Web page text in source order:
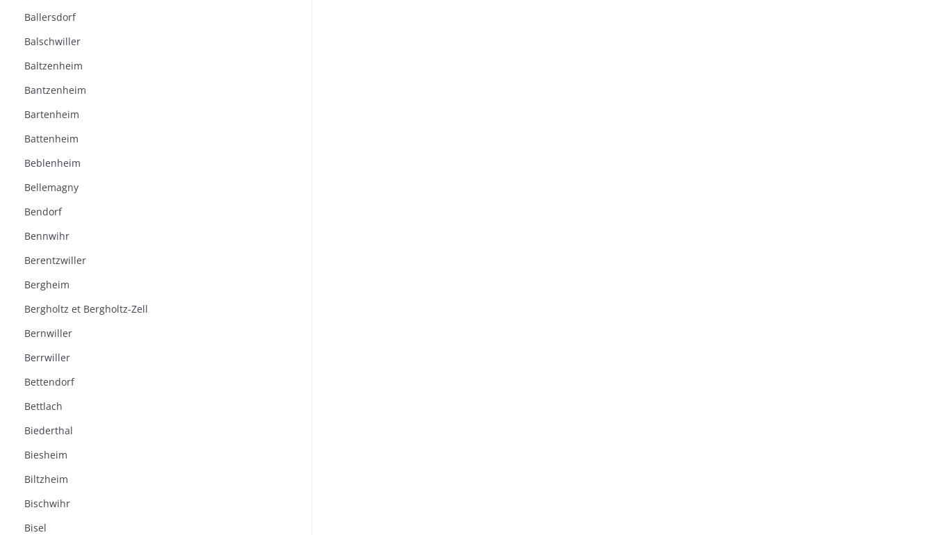
Ballersdorf
Balschwiller
Baltzenheim
Bantzenheim
Bartenheim
Battenheim
Beblenheim
Bellemagny
Bendorf
Bennwihr
Berentzwiller
Bergheim
Bergholtz et Bergholtz-Zell
Bernwiller
Berrwiller
Bettendorf
Bettlach
Biederthal
Biesheim
Biltzheim
Bischwihr
Bisel